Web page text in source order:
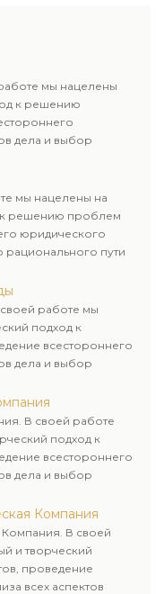
мы нацелены
к решению
дела и выбор
мы нацелены на
к решению проблем
юридического
рационального пути
работе мы
подход к
всестороннего
дела и выбор
В своей работе
подход к
всестороннего
дела и выбор
Компания
В своей
и творческий
проведение
всех аспектов